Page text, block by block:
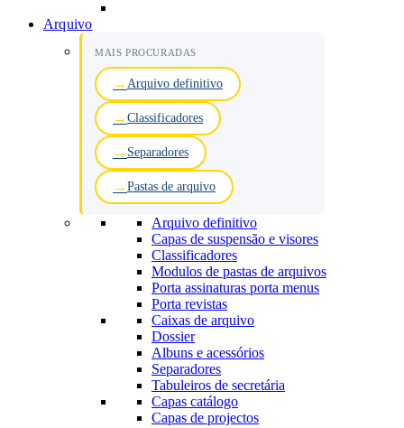
Arquivo
MAIS PROCURADAS
Arquivo definitivo
Classificadores
Separadores
Pastas de arquivo
Arquivo definitivo
Capas de suspensão e visores
Classificadores
Modulos de pastas de arquivos
Porta assinaturas porta menus
Porta revistas
Caixas de arquivo
Dossier
Albuns e acessórios
Separadores
Tabuleiros de secretária
Capas catálogo
Capas de projectos